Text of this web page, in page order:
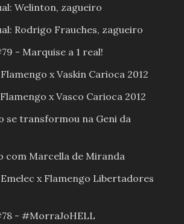
Welinton, zagueiro
Rodrigo Frauches, zagueiro
- Marquise a 1 real!
x Vaskin Carioca 2012
x Vasco Carioca 2012
se transformou na Geni da
com Marcella de Miranda
x Flamengo Libertadores
- #MorraJoHELL